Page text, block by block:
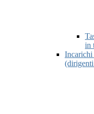
in
Incarichi